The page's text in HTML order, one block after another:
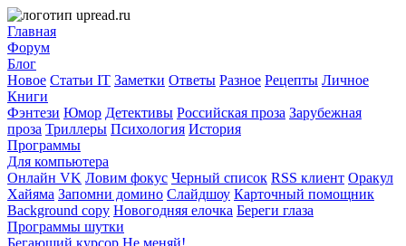
Главная
Форум
Блог
Новое Статьи IT Заметки Ответы Разное Рецепты Личное
Книги
Фэнтези Юмор Детективы Российская проза Зарубежная
проза Триллеры Психология История
Программы
Для компьютера
Онлайн VK Ловим фокус Черный список RSS клиент Оракул
Хайяма Запомни домино Слайдшоу Карточный помощник
Background copy Новогодняя елочка Береги глаза
Программы шутки
Бегающий курсор Не меняй!